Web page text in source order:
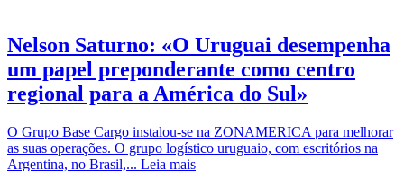
Nelson Saturno: «O Uruguai desempenha
um papel preponderante como centro
regional para a América do Sul»
O Grupo Base Cargo instalou-se na ZONAMERICA para melhorar
as suas operações. O grupo logístico uruguaio, com escritórios na
Argentina, no Brasil,... Leia mais